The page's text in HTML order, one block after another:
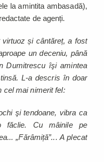
la amintita ambasadă),
de agenți.
virtuoz și cântăreț, a fost
un deceniu, până
Dumitrescu îşi amintea
L-a descris în doar
cel mai nimerit fel:
şi tendoane, vibra ca
făclie. Cu mâinile pe
„Fărâmiță”... A plecat